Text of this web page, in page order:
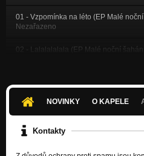
01 - Vzpomínka na léto (EP Malé
Nezařazeno
02 - Lalalalalala (EP Malé noční
04 - Šaman (EP Malé noční šahání
Nezařazeno
NOVINKY O KAPELE
Kontakty